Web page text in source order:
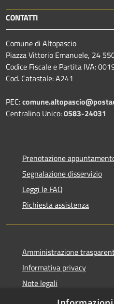
CONTATTI
Comune di Altopascio
Piazza Vittorio Emanuele, 24
Codice Fiscale e Partita IVA:
Cod. Catastale: A241
PEC:
Centralino Unico:0583-24031
Prenotazione
Segnalazione disservizio
Leggi le FAQ
Richiesta assistenza
Amministrazione
Informativa privacy
Note legali
Dichiarazione di accessibilità